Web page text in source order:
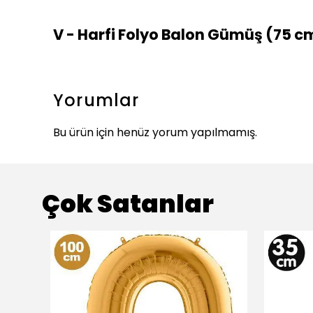
V - Harfi Folyo Balon Gümüş (75
Yorumlar
Bu ürün için henüz yorum yapılmamış.
Çok Satanlar